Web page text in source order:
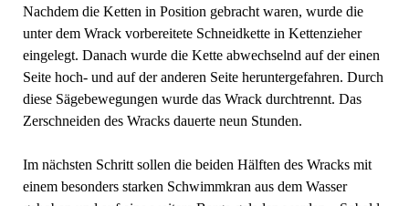
Nachdem die Ketten in Position gebracht waren, wurde die
unter dem Wrack vorbereitete Schneidkette in Kettenzieher
eingelegt. Danach wurde die Kette abwechselnd auf der einen
Seite hoch- und auf der anderen Seite heruntergefahren. Durch
diese Sägebewegungen wurde das Wrack durchtrennt. Das
Zerschneiden des Wracks dauerte neun Stunden.
Im nächsten Schritt sollen die beiden Hälften des Wracks mit
einem besonders starken Schwimmkran aus dem Wasser